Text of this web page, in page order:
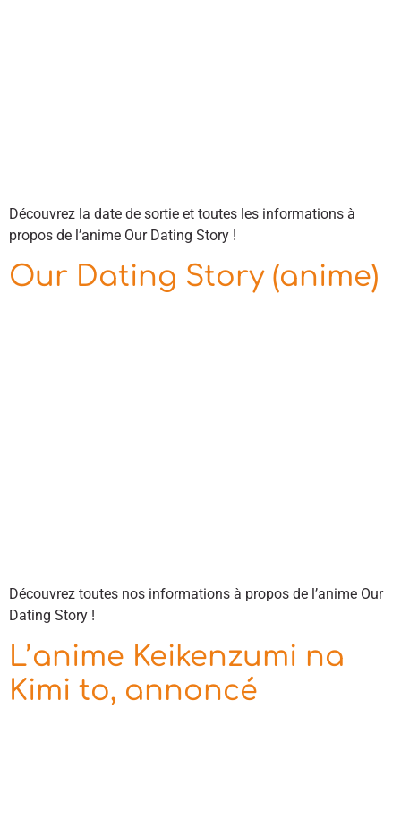
Découvrez la date de sortie et toutes les informations à
propos de l’anime Our Dating Story !
Our Dating Story (anime)
Découvrez toutes nos informations à propos de l’anime Our
Dating Story !
L’anime Keikenzumi na
Kimi to, annoncé